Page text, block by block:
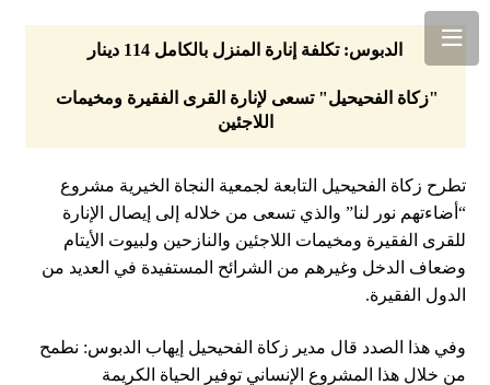
الدبوس: تكلفة إنارة المنزل بالكامل 114 دينار
اللاجئين
تطرح زكاة الفحيحيل التابعة لجمعية النجاة الخيرية مشروع
“أضاءتهم نور لنا” والذي تسعى من خلاله إلى إيصال الإنارة
للقرى الفقيرة ومخيمات اللاجئين والنازحين ولبيوت الأيتام
وضعاف الدخل وغيرهم من الشرائح المستفيدة في العديد من
الدول الفقيرة.
وفي هذا الصدد قال مدير زكاة الفحيحيل إيهاب الدبوس: نطمح
من خلال هذا المشروع الإنساني توفير الحياة الكريمة